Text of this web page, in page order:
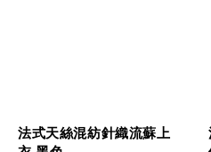
法式天絲混紡針織流蘇上